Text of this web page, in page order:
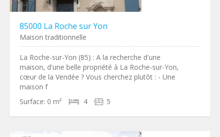
85000 La Roche sur Yon
Maison traditionnelle
La Roche-sur-Yon (85) : A la recherche d'une
maison, d'une belle propriété à La Roche-sur-Yon,
cœur de la Vendée ? Vous cherchez plutôt : - Une
maison f
Surface: 0 m² 4 5